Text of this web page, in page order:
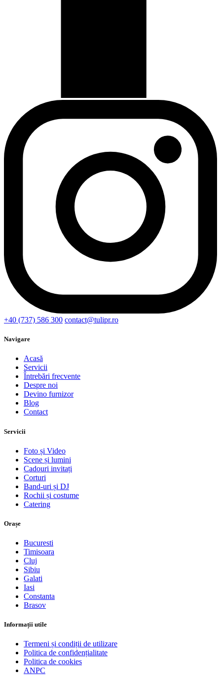
+40 (737) 586 300 contact@tulipr.ro
Navigare
Acasă
Servicii
Întrebări frecvente
Despre noi
Devino furnizor
Blog
Contact
Servicii
Foto și Video
Scene și lumini
Cadouri invitați
Corturi
Band-uri și DJ
Rochii și costume
Catering
Orașe
Bucuresti
Timisoara
Cluj
Sibiu
Galati
Iasi
Constanta
Brasov
Informații utile
Termeni și condiții de utilizare
Politica de confidențialitate
Politica de cookies
ANPC